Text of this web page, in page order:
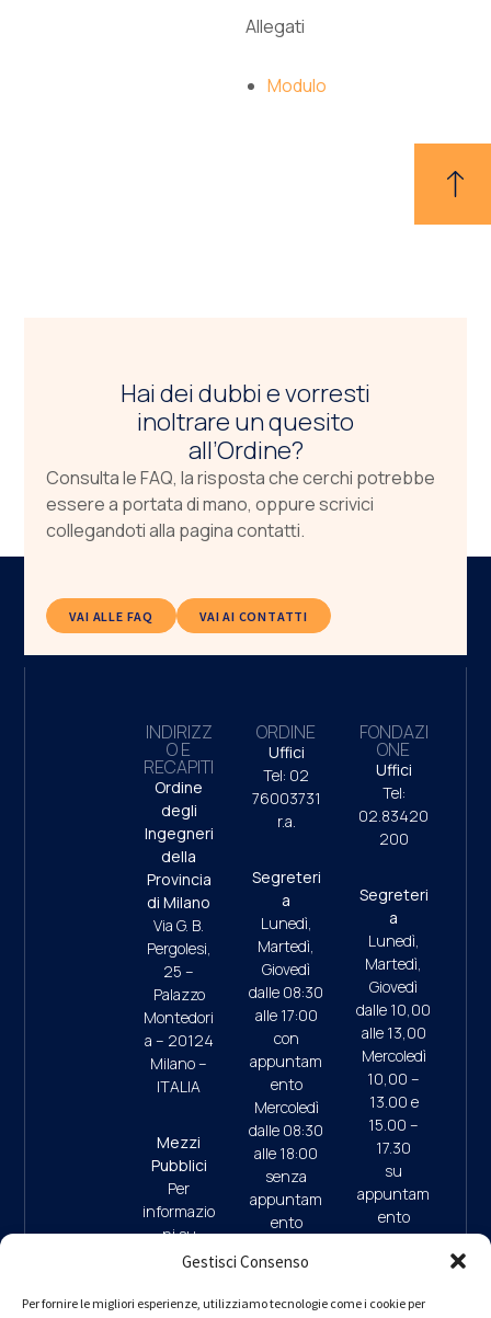
Gestisci Consenso
Per fornire le migliori esperienze, utilizziamo tecnologie come i cookie per
Allegati
Modulo
Hai dei dubbi e vorresti
inoltrare un quesito
all’Ordine?
Consulta le FAQ, la risposta che cerchi potrebbe
essere a portata di mano, oppure scrivici
collegandoti alla pagina contatti.
VAI ALLE FAQ VAI AI CONTATTI
INDIRIZZ
O E
RECAPITI
Ordine
degli
Ingegneri
della
Provincia
di Milano
Via G. B.
Pergolesi,
25 –
Palazzo
Montedori
a – 20124
Milano –
ITALIA
Mezzi
Pubblici
Per
informazio
ni su
mezzi
parcheggi
ORDINE
Uffici
Tel: 02
76003731
r.a.
Segreteri
a
Lunedì,
Martedì,
Giovedì
dalle 08:30
alle 17:00
con
appuntam
ento
Mercoledì
dalle 08:30
alle 18:00
senza
appuntam
ento
accesso
FONDAZI
ONE
Uffici
Tel:
02.83420
200
Segreteri
a
Lunedì,
Martedì,
Giovedì
dalle 10,00
alle 13,00
Mercoledì
10,00 –
13.00 e
15.00 –
17.30
su
appuntam
ento
09:30/13: